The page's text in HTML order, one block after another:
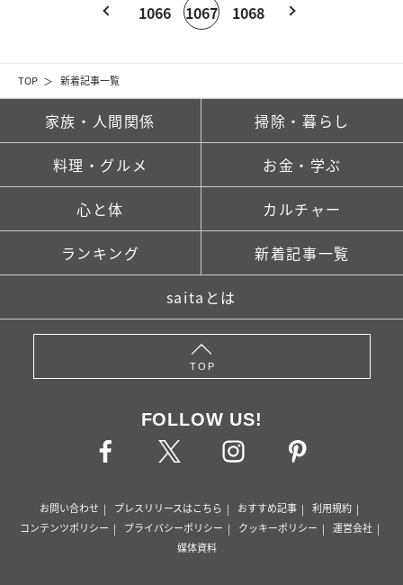
TOP 新着記事一覧
1066 1067 1068
家族・人間関係 掃除・暮らし
料理・グルメ お金・学ぶ
心と体 カルチャー
ランキング 新着記事一覧
saitaとは
TOP
FOLLOW US!
お問い合わせ プレスリリースはこちら おすすめ記事
利用規約
コンテンツポリシー
プライバシーポリシー クッキーポリシー
運営会社
媒体資料